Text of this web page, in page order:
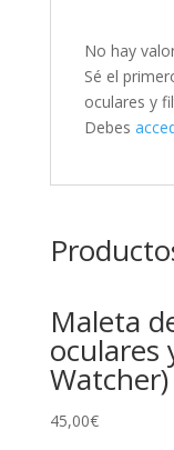
No hay
Sé el
oculares y
Debes
Maleta
oculares
Watcher)
45,00€